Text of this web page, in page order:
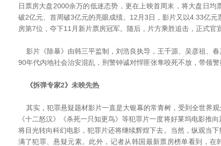
日票房大盘2000余万的低迷态势，更在上映首周末，将大盘日均
破2亿元、首周破3亿元的亮眼成绩。12月3日，影片又以4.33亿元
房第7位，夺下11月新片票房冠军。随后，片方乘胜追击，正式官
影片《除暴》由韩三平监制，刘浩良执导，王千源、吴彦祖、
90年代内地社会治安混乱，刑警钟诚对悍匪张隼咬死不放，带领
《拆弹专家2》未映先热
其实，犯罪悬疑题材影片一直是大银幕的常青树，受到全世界
《十二怒汉》《杀死一只知更鸟》等犯罪片一度将好莱坞电影推
将目光转向科幻电影，犯罪片还将继续辉煌下去。当然，纵观当
满了犯罪、悬疑元素。此外，记者从韩国最新票房榜单看到，在